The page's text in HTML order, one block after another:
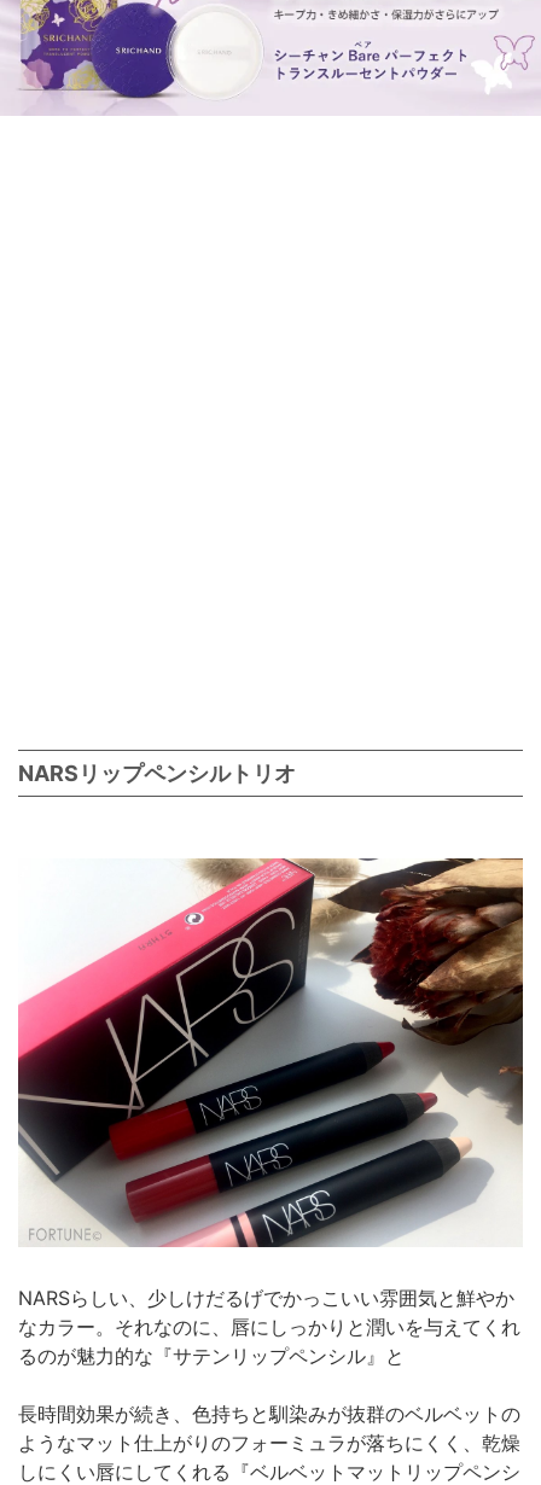
NARSリップペンシルトリオ
NARSらしい、少しけだるげでかっこいい雰囲気と鮮やか
なカラー。それなのに、唇にしっかりと潤いを与えてくれ
るのが魅力的な『サテンリップペンシル』と
長時間効果が続き、色持ちと馴染みが抜群のベルベットの
ようなマット仕上がりのフォーミュラが落ちにくく、乾燥
しにくい唇にしてくれる『ベルベットマットリップペンシ